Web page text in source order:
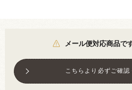
メール便対応商品で
こちらより必ずご確認